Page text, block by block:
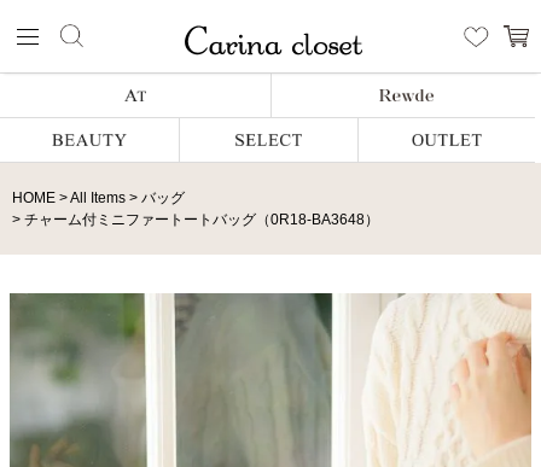
HOME All Items
バッグ
チャーム付ミニファートートバッグ（0R18-BA3648）